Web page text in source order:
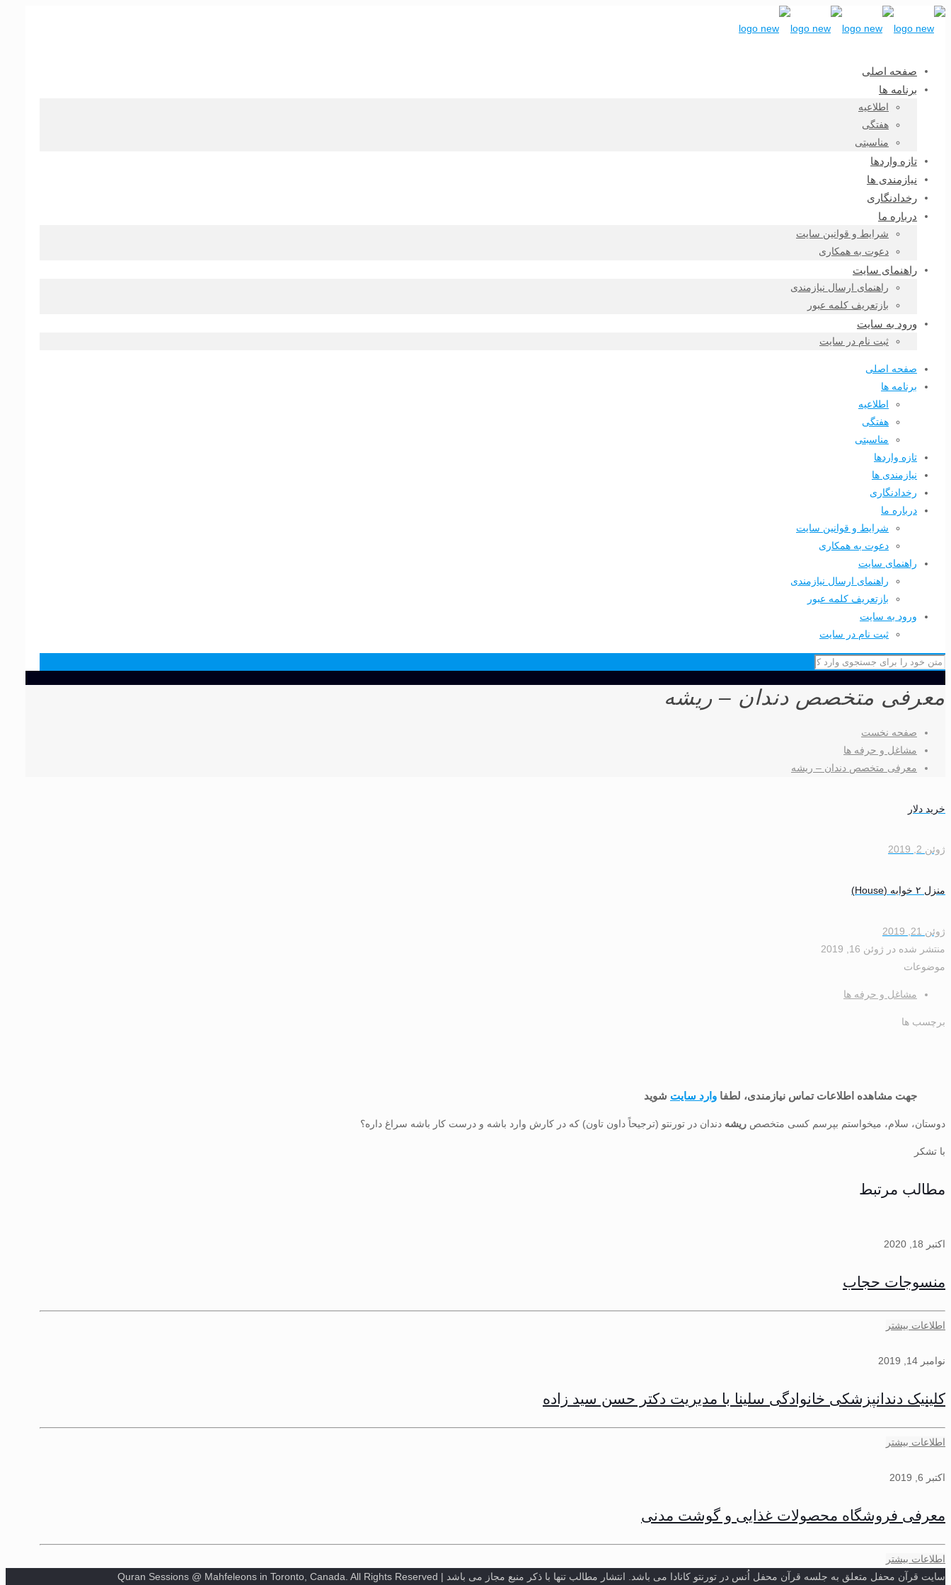
صفحه اصلی
برنامه ها
اطلاعیه
هفتگی
مناسبتی
تازه واردها
نیازمندی ها
رخدادنگاری
درباره ما
شرایط و قوانین سایت
دعوت به همکاری
راهنمای سایت
راهنمای ارسال نیازمندی
بازتعریف کلمه عبور
ورود به سایت
ثبت نام در سایت
صفحه اصلی
برنامه ها
اطلاعیه
هفتگی
مناسبتی
تازه واردها
نیازمندی ها
رخدادنگاری
درباره ما
شرایط و قوانین سایت
دعوت به همکاری
راهنمای سایت
راهنمای ارسال نیازمندی
بازتعریف کلمه عبور
ورود به سایت
ثبت نام در سایت
معرفی متخصص دندان – ریشه
صفحه نخست
مشاغل و حرفه ها
معرفی متخصص دندان – ریشه
خرید دلار
ژوئن 2, 2019
منزل ۲ خوابه (House)
ژوئن 21, 2019
منتشر شده در ژوئن 16, 2019
موضوعات
مشاغل و حرفه ها
برچسب ها
جهت مشاهده اطلاعات تماس نیازمندی، لطفا وارد سایت شوید
دوستان، سلام، میخواستم بپرسم کسی متخصص ریشه دندان در تورنتو (ترجیحاً داون تاون) که در کارش وارد باشه و درست کار باشه سراغ داره؟
با تشکر
مطالب مرتبط
اکتبر 18, 2020
منسوجات حجاب
اطلاعات بیشتر
نوامبر 14, 2019
کلینیک دندانپزشکی خانوادگی سلینا با مدیریت دکتر حسن سید زاده
اطلاعات بیشتر
اکتبر 6, 2019
معرفی فروشگاه محصولات غذایی و گوشت مدنی
اطلاعات بیشتر
سایت قرآن محفل متعلق به جلسه قرآن محفل اُنس در تورنتو کانادا می باشد. انتشار مطالب تنها با ذکر منبع مجاز می باشد | Quran Sessions @ Mahfeleons in Toronto, Canada. All Rights Reserved